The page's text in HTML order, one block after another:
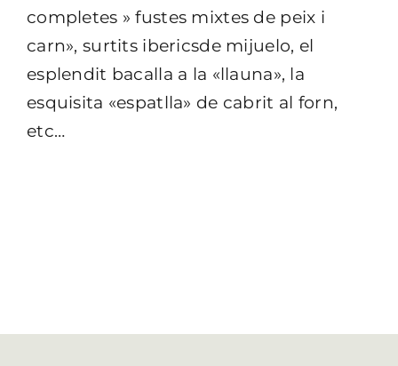
completes » fustes mixtes de peix i
carn», surtits ibericsde mijuelo, el
esplendit bacalla a la «llauna», la
esquisita «espatlla» de cabrit al forn,
etc…